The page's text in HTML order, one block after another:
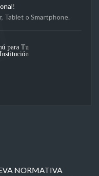
Tablet o Smartphone.
para Tu
NORMATIVA